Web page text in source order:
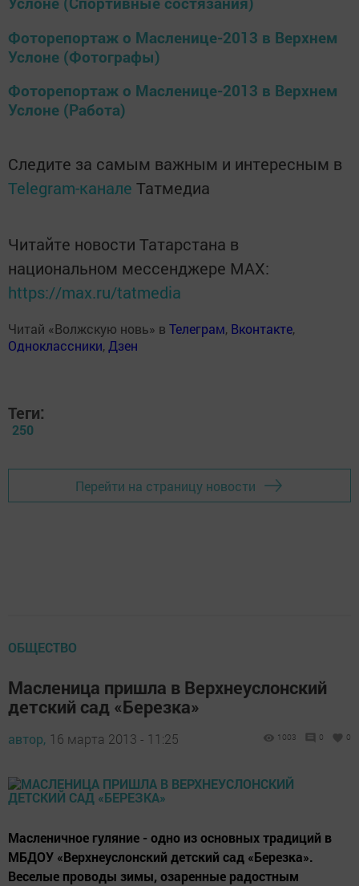
Фоторепортаж о Масленице-2013 в Верхнем
Услоне (Фотографы)
Фоторепортаж о Масленице-2013 в Верхнем
Услоне (Работа)
Следите за самым важным и интересным в
Telegram-канале Татмедиа
Читайте новости Татарстана в
национальном мессенджере MАХ:
https://max.ru/tatmedia
Читай «Волжскую новь» в Телеграм, Вконтакте,
Одноклассники,Дзен
Теги:
250
Перейти на страницу новости
ОБЩЕСТВО
Масленица пришла в Верхнеуслонский
детский сад «Березка»
автор, 16 марта 2013 - 11:25 1003 0 0
Масленичное гуляние - одно из основных традиций в
МБДОУ «Верхнеуслонский детский сад «Березка».
Веселые проводы зимы, озаренные радостным